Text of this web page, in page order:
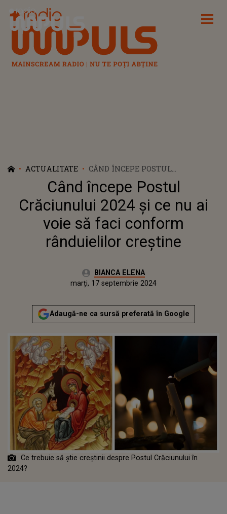
Radio Impuls
ACTUALITATE
CÂND ÎNCEPE POSTUL
CRĂCIUNULUI 2024 ȘI CE NU AI
VOIE SĂ FACI CONFORM
RÂNDUIELILOR CREȘTINE
Când începe Postul
Crăciunului 2024 și ce nu ai
voie să faci conform
rânduielilor creștine
Autor:BIANCA ELENA
marți, 17 septembrie 2024
Actualizat:
marți, 17 septembrie 2024
Adaugă-ne ca sursă preferată în Google
Ce trebuie să știe creștinii despre Postul Crăciunului în
2024?